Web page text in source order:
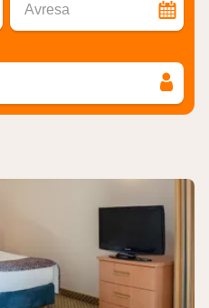
Avresa